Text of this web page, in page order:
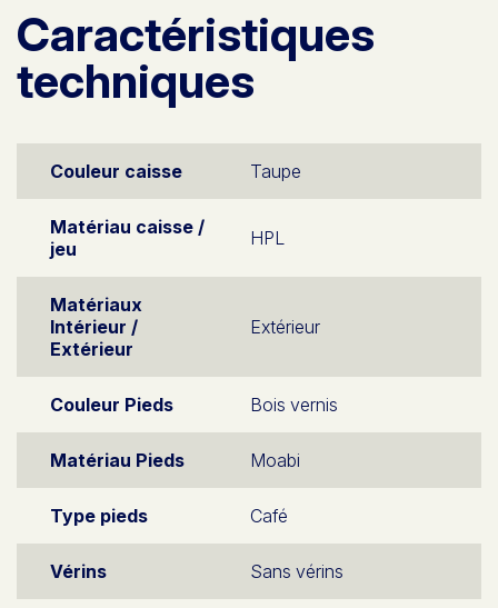
Caractéristiques
techniques
Couleur caisse Taupe
Matériau caisse /
jeu
HPL
Matériaux
Intérieur /
Extérieur
Extérieur
Couleur Pieds Bois vernis
Matériau Pieds Moabi
Type pieds Café
Vérins Sans vérins